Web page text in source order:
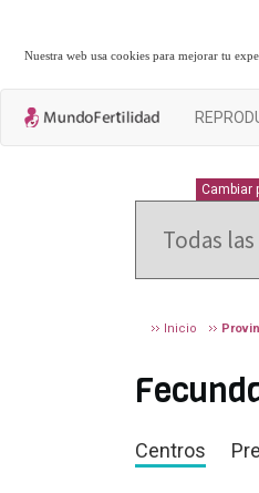
Nuestra web usa cookies para mejorar tu
Cambiar
Inicio
Centros